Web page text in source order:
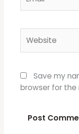
Save my
browser for